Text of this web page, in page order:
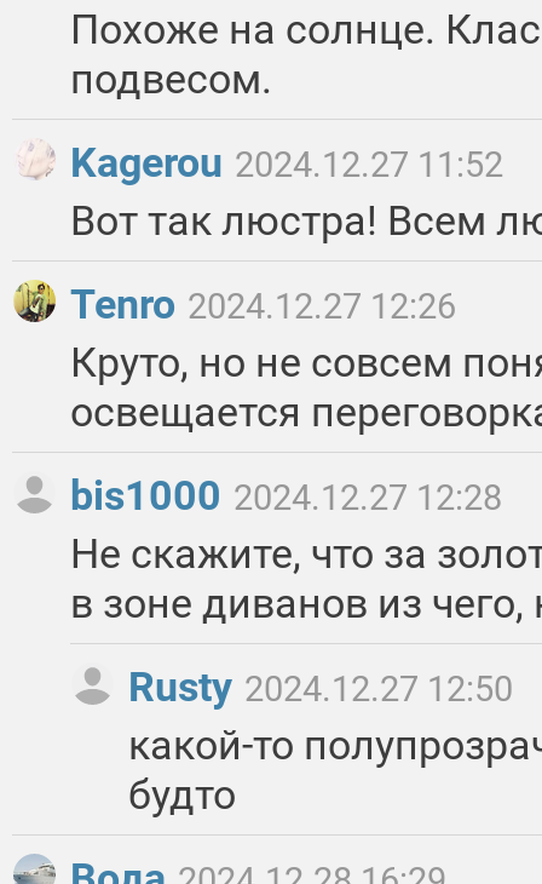
Похоже на солнце.
подвесом.
Kagerou 2024.12.27 11:52
Вот так люстра! Всем
Tenro 2024.12.27 12:26
Круто, но не совсем
освещается
bis1000 2024.12.27 12:28
Не скажите, что за
в зоне диванов из чего,
Rusty 2024.12.27 12:50
какой-то
будто